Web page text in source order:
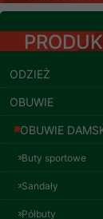
ODZIEŻ
OBUWIE
OBUWIE
Buty sportowe
Sandały
Półbuty